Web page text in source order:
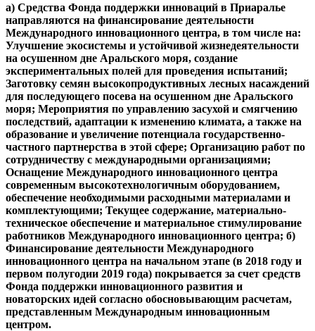
а) Средства Фонда поддержки инноваций в Приаралье
направляются на финансирование деятельности
Международного инновационного центра, в том числе на:
Улучшение экосистемы и устойчивой жизнедеятельности
на осушенном дне Аральского моря, создание
экспериментальных полей для проведения испытаний;
Заготовку семян высокопродуктивных лесных насаждений
для последующего посева на осушенном дне Аральского
моря; Мероприятия по управлению засухой и смягчению
последствий, адаптации к изменению климата, а также на
образование и увеличение потенциала государственно-
частного партнерства в этой сфере; Организацию работ по
сотрудничеству с международными организациями;
Оснащение Международного инновационного центра
современным высокотехнологичным оборудованием,
обеспечение необходимыми расходными материалами и
комплектующими; Текущее содержание, материально-
техническое обеспечение и материальное стимулирование
работников Международного инновационного центра; б)
Финансирование деятельности Международного
инновационного центра на начальном этапе (в 2018 году и
первом полугодии 2019 года) покрывается за счет средств
Фонда поддержки инновационного развития и
новаторских идей согласно обосновывающим расчетам,
представленным Международным инновационным
центром.